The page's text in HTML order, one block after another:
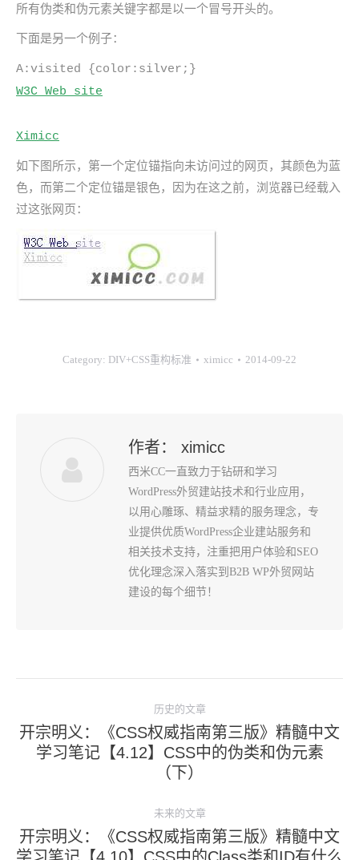
所有伪类和伪元素关键字都是以一个冒号开头的。
下面是另一个例子：
A:visited {color:silver;}
W3C Web site
Ximicc
如下图所示，第一个定位锚指向未访问过的网页，其颜色为蓝
色，而第二个定位锚是银色，因为在这之前，浏览器已经载入
过这张网页：
Category: DIV+CSS重构标准 ximicc 2014-09-22
作者： ximicc
西米CC一直致力于钻研和学习
WordPress外贸建站技术和行业应用，
以用心雕琢、精益求精的服务理念，专
业提供优质WordPress企业建站服务和
相关技术支持，注重把用户体验和SEO
优化理念深入落实到B2B WP外贸网站
建设的每个细节！
导
历史的文章
历
史
文
章：
开宗明义：《CSS权威指南第三版》精髓中文
学习笔记【4.12】CSS中的伪类和伪元素
（下）
未来的文章
未
开宗明义：《CSS权威指南第三版》精髓中文